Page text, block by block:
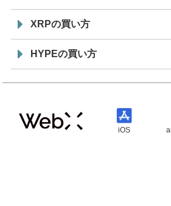
XRPの買い方
HYPEの買い方
iOS